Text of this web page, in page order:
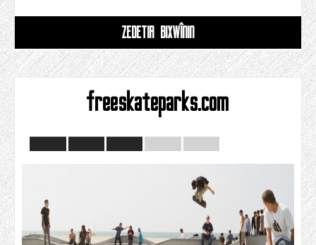
ZÊDETIR BIXWÎNIN
freeskateparks.com